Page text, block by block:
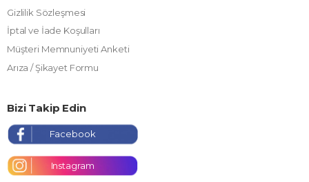
Gizlilik Sözleşmesi
İptal ve İade Koşulları
Müşteri Memnuniyeti Anketi
Arıza / Şikayet Formu
Bizi Takip Edin
Facebook
Instagram